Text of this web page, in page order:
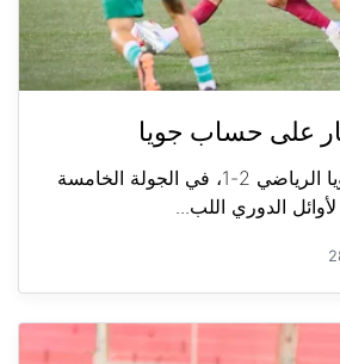
على حساب جويا
فوز الأنصار على جويا الرياضي 2-1، في الجولة الخامسة
الدوري اللب...